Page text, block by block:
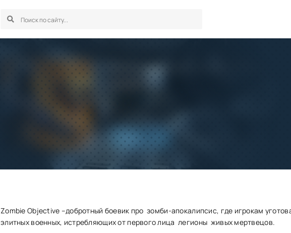
Взломанная Zombie
денег)
Скачать
Zombie Objective –добротный боевик про зомби-апокалипсис, где игрокам
элитных военных, истребляющих от первого лица легионы живых мертвецов.